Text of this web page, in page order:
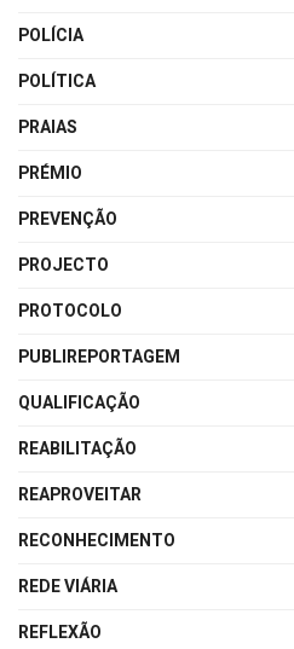
POLÍCIA
POLÍTICA
PRAIAS
PRÉMIO
PREVENÇÃO
PROJECTO
PROTOCOLO
PUBLIREPORTAGEM
QUALIFICAÇÃO
REABILITAÇÃO
REAPROVEITAR
RECONHECIMENTO
REDE VIÁRIA
REFLEXÃO